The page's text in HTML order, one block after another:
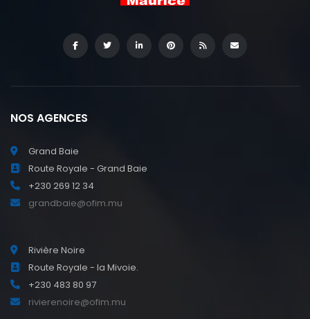
NOS AGENCES
Grand Baie
Route Royale - Grand Baie
+230 269 12 34
grandbaie@ofim.mu
Rivière Noire
Route Royale - la Mivoie.
+230 483 80 97
rivierenoire@ofim.mu